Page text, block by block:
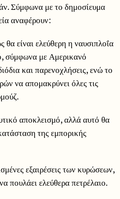
Σύμφωνα με το δημοσίευμα
αναφέρουν:
θα είναι ελεύθερη η ναυσιπλοΐα
σύμφωνα με Αμερικανό
και παρενοχλήσεις, ενώ το
να απομακρύνει όλες τις
αποκλεισμό, αλλά αυτό θα
της εμπορικής
εξαιρέσεις των κυρώσεων,
πουλάει ελεύθερα πετρέλαιο.